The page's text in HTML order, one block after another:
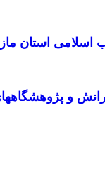
اسلامی استان
و